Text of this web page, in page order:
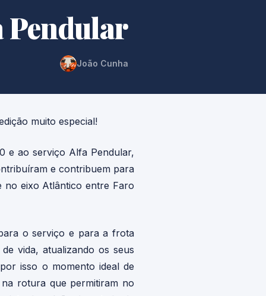
Pendular
João Cunha
muito especial!
e ao serviço Alfa Pendular,
e contribuem para
no eixo Atlântico entre Faro
o serviço e para a frota
vida, atualizando os seus
isso o momento ideal de
rotura que permitiram no